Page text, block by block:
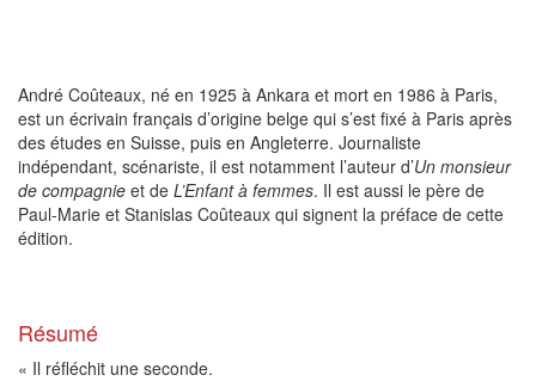
André Coûteaux, né en 1925 à Ankara et mort en 1986 à Paris,
est un écrivain français d’origine belge qui s’est fixé à Paris après
des études en Suisse, puis en Angleterre. Journaliste
indépendant, scénariste, il est notamment l’auteur d’Un monsieur
de compagnie et de L’Enfant à femmes. Il est aussi le père de
Paul-Marie et Stanislas Coûteaux qui signent la préface de cette
édition.
Résumé
« Il réfléchit une seconde.